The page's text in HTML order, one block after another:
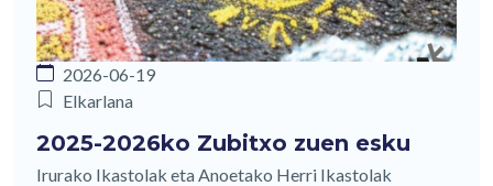
2026-06-19
Elkarlana
2025-2026ko Zubitxo zuen esku
Irurako Ikastolak eta Anoetako Herri Ikastolak